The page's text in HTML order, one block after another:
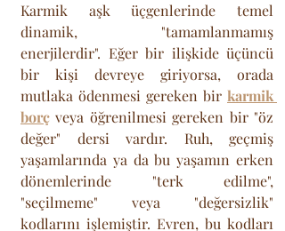
Karmik aşk üçgenlerinde temel
dinamik, "tamamlanmamış
enerjilerdir". Eğer bir ilişkide üçüncü
bir kişi devreye giriyorsa, orada
mutlaka ödenmesi gereken bir karmik
borç veya öğrenilmesi gereken bir "öz
değer" dersi vardır. Ruh, geçmiş
yaşamlarında ya da bu yaşamın erken
dönemlerinde "terk edilme",
"seçilmeme" veya "değersizlik"
kodlarını işlemiştir. Evren, bu kodları